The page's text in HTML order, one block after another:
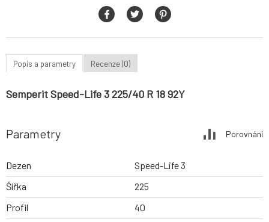
Popis a parametry Recenze (0)
Semperit Speed-Life 3 225/40 R 18 92Y
Parametry Porovnání
Dezen
Speed-Life 3
Šířka
225
Profil
40